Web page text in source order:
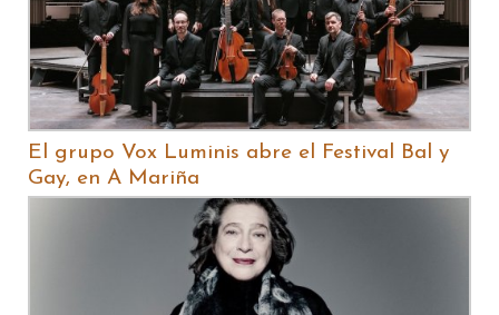
El grupo Vox Luminis abre el Festival Bal y
Gay, en A Mariña